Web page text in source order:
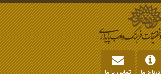
درباره ما تماس با ما